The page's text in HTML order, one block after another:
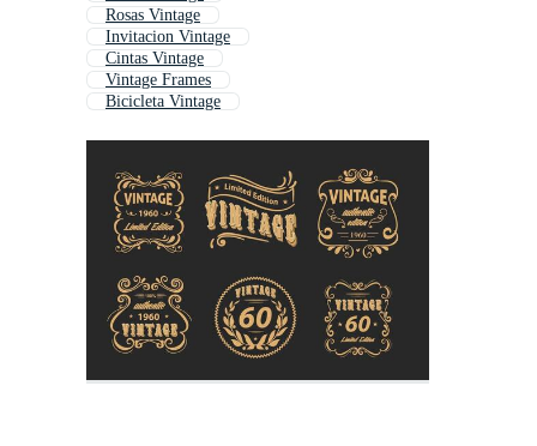
Rosas Vintage
Invitacion Vintage
Cintas Vintage
Vintage Frames
Bicicleta Vintage